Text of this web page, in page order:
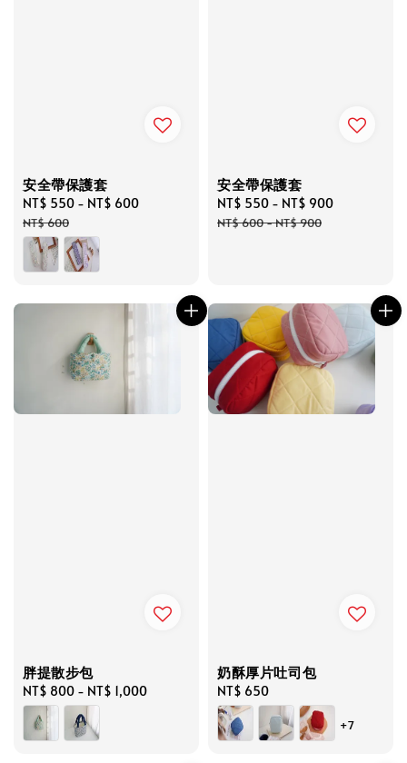
安全帶保護套
Sale
price
NT$ 550 - NT$ 600
NT$ 600
安全帶保護套
Sale
price
NT$ 550 - NT$ 900
NT$ 600-NT$ 900
胖提散步包
Regular
price
NT$ 800 - NT$ 1,000
奶酥厚片吐司包
Regular
price
NT$ 650
+7